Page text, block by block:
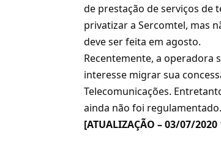
de prestação de serviços de
privatizar a Sercomtel, mas
deve ser feita em agosto.
Recentemente, a operadora
interesse migrar sua
Telecomunicações.
ainda não foi regulamentado.
[ATUALIZAÇÃO – 03/07/2020